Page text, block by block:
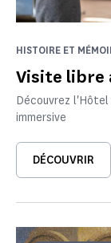
Visite libre
HISTOIRE ET
Découvrez
immersive
DÉCOUVRIR